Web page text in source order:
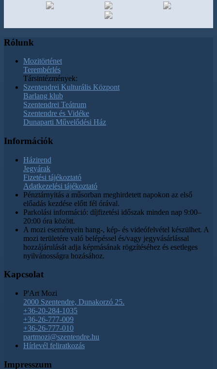
Rólunk
Mozitörténet
Terembérlés
Társintézmények:
Szentendrei Kulturális Központ
Barlang klub
Szentendrei Teátrum
Szentendre és Vidéke
Dunaparti Művelődési Ház
Információk
Házirend
Jegyárak
Fizetési tájékoztató
Adatkezelési tájékoztató
Pénztárnyitás a műsorban meghirdetett napokon az első
előadás kezdése előtt fél órával.
Parkolási információ: díjfizetési időszak minden nap 9:00–
20:00 óra között.
A mozi eseményein hang-, kép- és videófelvétel készülhet. A
mozi területére való belépéssel és/vagy jegyvásárlással
hozzájárulását adja képmásának rögzítéséhez és esetleges
nyilvánosságra hozásához.
Kapcsolat
P'Art Mozi
2000 Szentendre, Dunakorzó 25.
+36-20-284-1035
+36-26-777-009
+36-26-777-010
partmozi@szentendre.hu
Hírlevél feliratkozás
Impresszum